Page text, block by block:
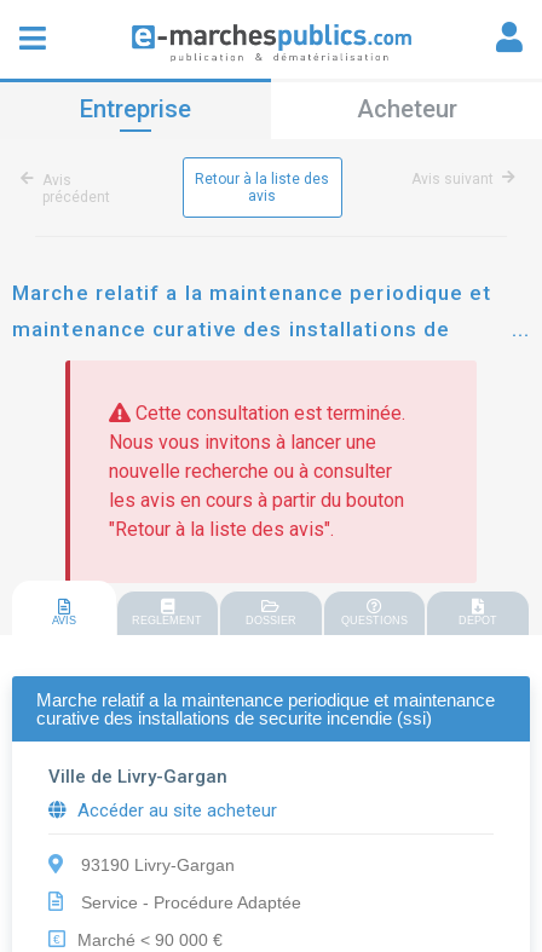
Entreprise Acheteur
Avis
précédent
Retour à la liste des
avis
Avis suivant
Marche relatif a la maintenance periodique et
maintenance curative des installations de
securite incendie (ssi)
Cette consultation est terminée.
Nous vous invitons à lancer une
nouvelle recherche ou à consulter
les avis en cours à partir du bouton
"Retour à la liste des avis".
AVIS REGLEMENT DOSSIER QUESTIONS DEPOT
Marche relatif a la maintenance periodique et maintenance
curative des installations de securite incendie (ssi)
Ville de Livry-Gargan
Accéder au site acheteur
93190 Livry-Gargan
Service - Procédure Adaptée
€
Marché < 90 000 €